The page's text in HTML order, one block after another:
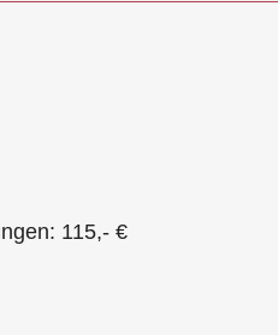
115,- €